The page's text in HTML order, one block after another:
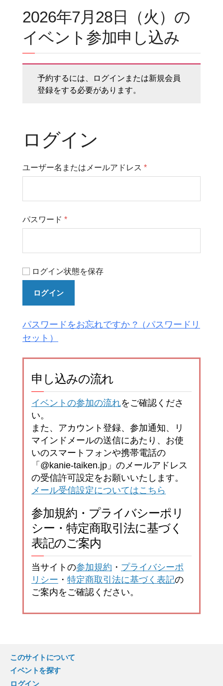
2026年7月28日（火）の
イベント参加申し込み
予約するには、ログインまたは新規会員
登録をする必要があります。
ログイン
ユーザー名またはメールアドレス *
パスワード *
ログイン状態を保存
ログイン
パスワードをお忘れですか ?
申し込みの流れ
イベントの参加の流れをご確認くださ
い。
また、アカウント登録、参加通知、リ
マインドメールの送信にあたり、お使
いのスマートフォンや携帯電話の
「@kanie-taiken.jp」のメールアドレス
の受信許可設定をお願いいたします。
メール受信設定についてはこちら
参加規約・プライバシーポリ
シー・特定商取引法に基づく
表記のご案内
当サイトの参加規約 ・ プライバシーポ
リシー ・ 特定商取引法に基づく表記の
ご案内をご確認ください。
このサイトについて
イベントを探す
ログイン